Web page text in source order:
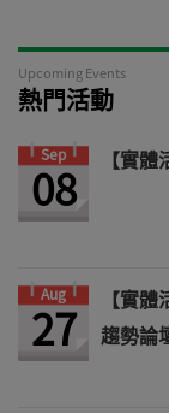
Upcoming Events
熱門活動
Sep
08 【實
Aug
27
【實
趨勢論